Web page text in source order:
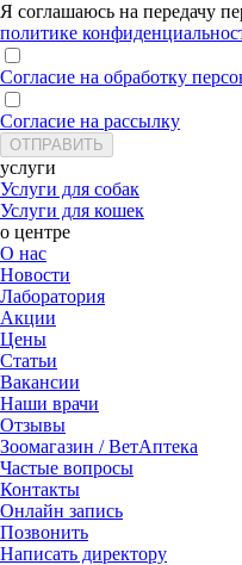
Я соглашаюсь на передачу
политике
Согласие на обработку
Согласие на рассылку
услуги
Услуги для собак
Услуги для кошек
о центре
О нас
Новости
Лаборатория
Акции
Цены
Статьи
Вакансии
Наши врачи
Отзывы
Зоомагазин / ВетАптека
Частые вопросы
Контакты
Онлайн запись
Позвонить
Написать директору